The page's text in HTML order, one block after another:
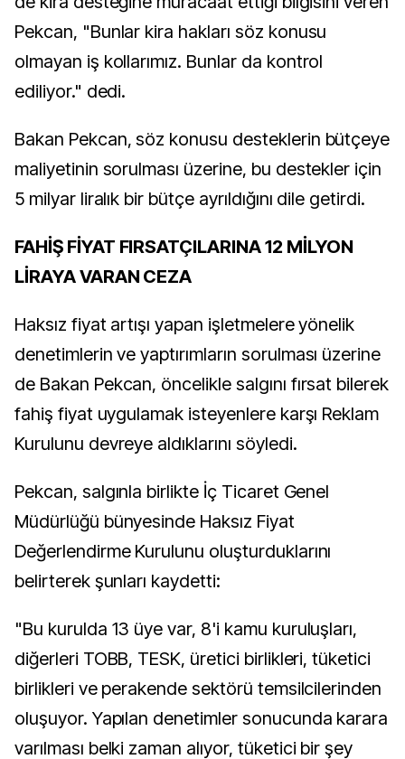
Pekcan, "Bunlar kira hakları söz konusu
olmayan iş kollarımız. Bunlar da kontrol
ediliyor." dedi.
Bakan Pekcan, söz konusu desteklerin bütçeye
maliyetinin sorulması üzerine, bu destekler için
5 milyar liralık bir bütçe ayrıldığını dile getirdi.
FAHİŞ FİYAT FIRSATÇILARINA 12 MİLYON
LİRAYA VARAN CEZA
Haksız fiyat artışı yapan işletmelere yönelik
denetimlerin ve yaptırımların sorulması üzerine
de Bakan Pekcan, öncelikle salgını fırsat bilerek
fahiş fiyat uygulamak isteyenlere karşı Reklam
Kurulunu devreye aldıklarını söyledi.
Pekcan, salgınla birlikte İç Ticaret Genel
Müdürlüğü bünyesinde Haksız Fiyat
Değerlendirme Kurulunu oluşturduklarını
belirterek şunları kaydetti:
"Bu kurulda 13 üye var, 8'i kamu kuruluşları,
diğerleri TOBB, TESK, üretici birlikleri, tüketici
birlikleri ve perakende sektörü temsilcilerinden
oluşuyor. Yapılan denetimler sonucunda karara
varılması belki zaman alıyor, tüketici bir şey